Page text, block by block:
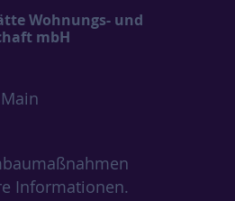
Wohnungs- und
mbH
Informationen.